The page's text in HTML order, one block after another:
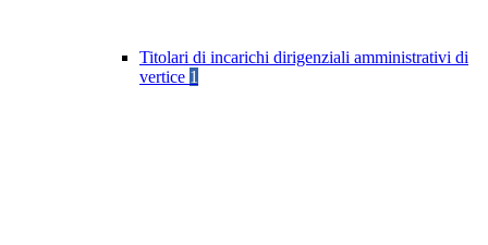
Titolari di incarichi dirigenziali amministrativi di
vertice 1